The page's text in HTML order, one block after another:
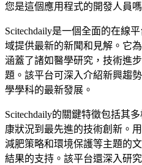
您是這個應用程式的開發人員嗎
Scitechdaily是一個全面的在線
域提供最新的新聞和見解。它
涵蓋了諸如醫學研究，技術進
題。該平台可深入介紹新興趨
學學科的最新發展。
Scitechdaily的關鍵特徵包括其
康狀況到最先進的技術創新。
減肥策略和環境保護等主題的
結果的支持。該平台還深入研